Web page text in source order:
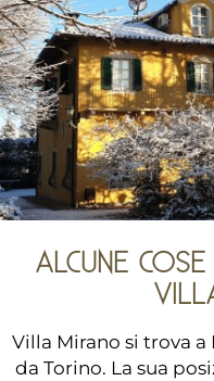
ALCUNE
Villa Mirano si trova
da Torino. La sua